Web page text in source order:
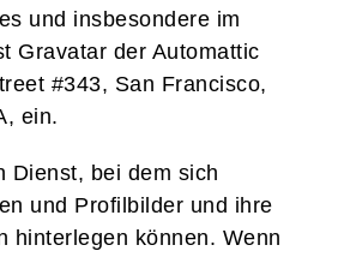
und insbesondere im
Gravatar der Automattic
#343, San Francisco,
ein.
Dienst, bei dem sich
und Profilbilder und ihre
hinterlegen können. Wenn